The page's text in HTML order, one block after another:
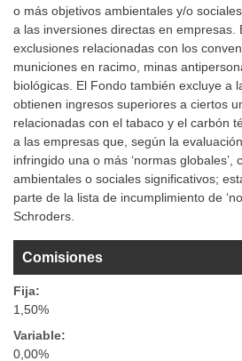
o más objetivos ambientales y/o
a las inversiones directas en empresas.
exclusiones relacionadas con los
municiones en racimo, minas
biológicas. El Fondo también excluye a
obtienen ingresos superiores a ciertos
relacionadas con el tabaco y el carbón
a las empresas que, según la
infringido una o más ‘normas globales’,
ambientales o sociales significativos;
parte de la lista de incumplimiento de
Schroders.
Comisiones
Fija:
1,50%
Variable:
0,00%